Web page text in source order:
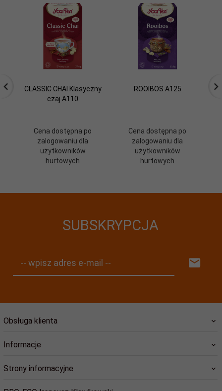
CLASSIC CHAI Klasyczny
czaj A110
Cena dostępna po
zalogowaniu dla
użytkowników
hurtowych
ROOIBOS A125
Cena dostępna po
zalogowaniu dla
użytkowników
hurtowych
SUBSKRYPCJA
-- wpisz adres e-mail --
Obsługa klienta
Informacje
Strony informacyjne